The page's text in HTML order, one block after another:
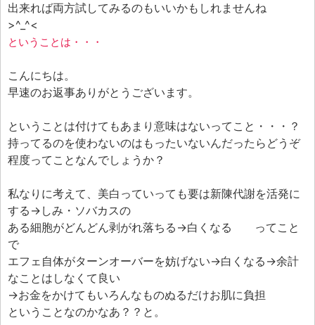
出来れば両方試してみるのもいいかもしれませんね
>^_^<
ということは・・・
こんにちは。
早速のお返事ありがとうございます。
ということは付けてもあまり意味はないってこと・・・？
持ってるのを使わないのはもったいないんだったらどうぞ
程度ってことなんでしょうか？
私なりに考えて、美白っていっても要は新陳代謝を活発に
する→しみ・ソバカスの
ある細胞がどんどん剥がれ落ちる→白くなる ってこと
で
エフェ自体がターンオーバーを妨げない→白くなる→余計
なことはしなくて良い
→お金をかけてもいろんなものぬるだけお肌に負担
ということなのかなあ？？と。